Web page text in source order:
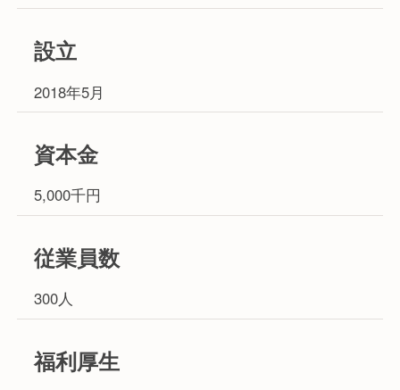
設立
2018年5月
資本金
5,000千円
従業員数
300人
福利厚生